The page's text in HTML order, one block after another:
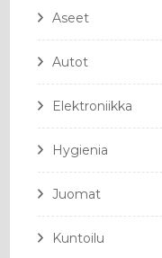
Aseet
Autot
Elektroniikka
Hygienia
Juomat
Kuntoilu